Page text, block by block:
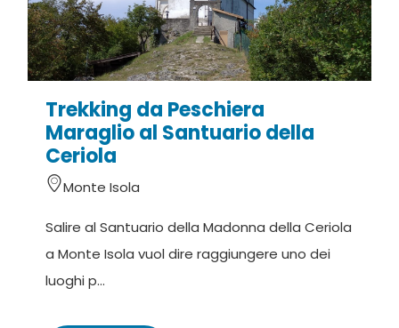
per la località Peschiera Maraglio e da Sale
Marasino per la località Carzano ogni 15/20 minuti
circa.
Sono inoltre presenti dei battelli di linea che
collegano l’isola con Iseo. Imbarchi anche dagli altri
porti del lago nel periodo primaverile ed estivo.
Trekking da Peschiera
Maraglio al Santuario della
Ceriola
Monte Isola
Salire al Santuario della Madonna della Ceriola
a Monte Isola vuol dire raggiungere uno dei
luoghi p...